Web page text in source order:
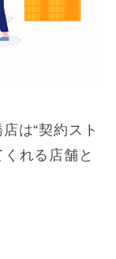
は“契約スト
れる店舗と